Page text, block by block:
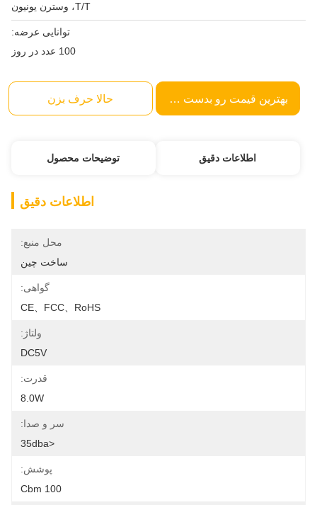
T/T، وسترن یونیون
توانایی عرضه:
100 عدد در روز
بهترین قیمت رو بدست بیار حالا حرف بزن
اطلاعات دقیق توضیحات محصول
اطلاعات دقیق
محل منبع:
ساخت چین
گواهی:
CE、FCC、RoHS
ولتاژ:
DC5V
قدرت:
8.0W
سر و صدا:
<35dba
پوشش:
100 Cbm